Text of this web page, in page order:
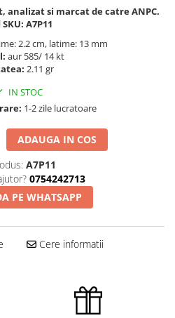
analizat si marcat de catre ANPC.
SKU: A7P11
2.2 cm, latime: 13 mm
aur 585/ 14 kt
2.11 gr
IN STOC
1-2 zile lucratoare
ADAUGA IN COS
A7P11
0754242713
PE WHATSAPP
Cere informatii